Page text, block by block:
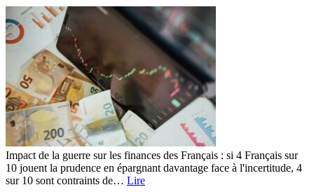
Impact de la guerre sur les finances des Français : si 4 Français sur
10 jouent la prudence en épargnant davantage face à l'incertitude, 4
sur 10 sont contraints de… Lire